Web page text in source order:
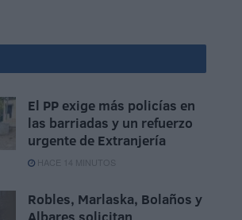
El PP exige más policías en
las barriadas y un refuerzo
urgente de Extranjería
HACE 14 MINUTOS
Robles, Marlaska, Bolaños y